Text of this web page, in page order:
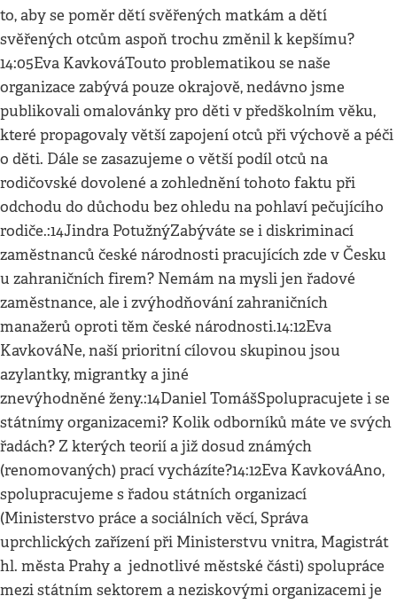
to, aby se poměr dětí svěřených matkám a dětí
svěřených otcům aspoň trochu změnil k kepšímu?
14:05Eva KavkováTouto problematikou se naše
organizace zabývá pouze okrajově, nedávno jsme
publikovali omalovánky pro děti v předškolním věku,
které propagovaly větší zapojení otců při výchově a péči
o děti. Dále se zasazujeme o větší podíl otců na
rodičovské dovolené a zohlednění tohoto faktu při
odchodu do důchodu bez ohledu na pohlaví pečujícího
rodiče.:14Jindra PotužnýZabýváte se i diskriminací
zaměstnanců české národnosti pracujících zde v Česku
u zahraničních firem? Nemám na mysli jen řadové
zaměstnance, ale i zvýhodňování zahraničních
manažerů oproti těm české národnosti.14:12Eva
KavkováNe, naší prioritní cílovou skupinou jsou
azylantky, migrantky a jiné
znevýhodněné ženy.:14Daniel TomášSpolupracujete i se
státnímy organizacemi? Kolik odborníků máte ve svých
řadách? Z kterých teorií a již dosud známých
(renomovaných) prací vycházíte?14:12Eva KavkováAno,
spolupracujeme s řadou státních organizací
(Ministerstvo práce a sociálních věcí, Správa
uprchlických zařízení při Ministerstvu vnitra, Magistrát
hl. města Prahy a jednotlivé městské části) spolupráce
mezi státním sektorem a neziskovými organizacemi je